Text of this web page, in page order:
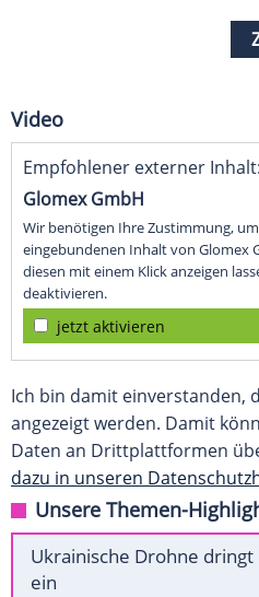
Video
Empfohlener externer Inhalt:
Glomex GmbH
Wir benötigen Ihre Zustimmung,
eingebundenen Inhalt von Glomex
diesen mit einem Klick anzeigen
deaktivieren.
jetzt aktivieren
Ich bin damit einverstanden,
angezeigt werden. Damit
Daten an Drittplattformen
dazu in unseren
Unsere Themen-
Ukrainische Drohne
ein